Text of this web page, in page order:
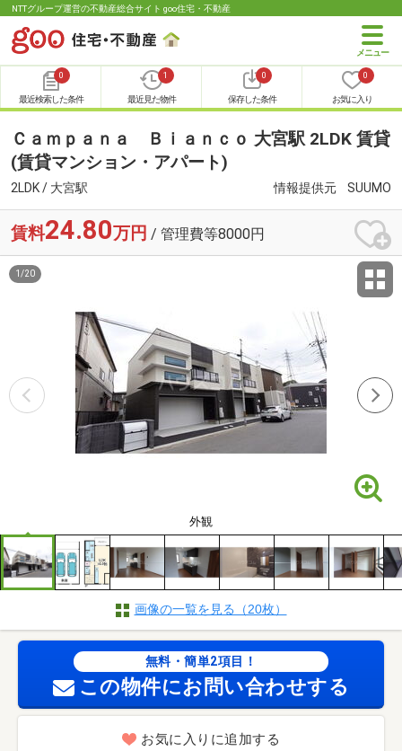
NTTグループ運営の不動産総合サイト goo住宅・不動産
0
最近検索した条件
1
最近見た物件
0
保存した条件
0
お気に入り
Ｃａｍｐａｎａ Ｂｉａｎｃｏ 大宮駅 2LDK 賃貸
(賃貸マンション・アパート)
2LDK / 大宮駅 情報提供元 SUUMO
賃料24.80万円 / 管理費等8000円
外観
1 /20
画像の一覧を見る（20枚）
無料・簡単2項目！
この物件にお問い合わせする
お気に入りに追加する